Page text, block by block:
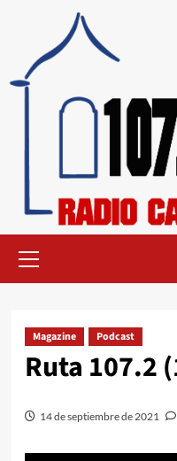
Magazine Podcast
Ruta 107.2
14 de septiembre de 2021